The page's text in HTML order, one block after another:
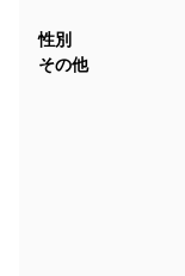
性別
その他